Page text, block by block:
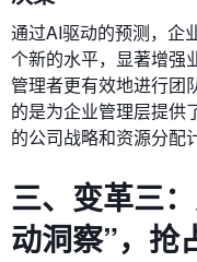
通过AI驱动的预测，企
个新的水平，显著增强
管理者更有效地进行团
的是为企业管理层提供
的公司战略和资源分配
三、变革三
动洞察”，抢